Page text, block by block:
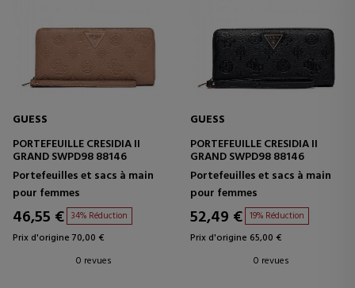
GUESS
PORTEFEUILLE CRESIDIA II
GRAND SWPD98 88146
Portefeuilles et sacs à main
pour femmes
46,55 € 34% Réduction
Prix d'origine 70,00 €
0 revues
GUESS
PORTEFEUILLE CRESIDIA II
GRAND SWPD98 88146
Portefeuilles et sacs à main
pour femmes
52,49 € 19% Réduction
Prix d'origine 65,00 €
0 revues